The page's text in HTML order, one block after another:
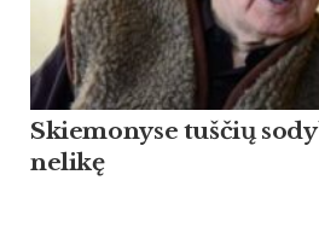
Skiemonyse tuščių
nelikę